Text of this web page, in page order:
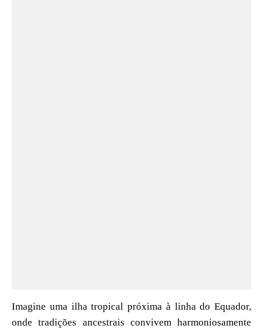
Imagine uma ilha tropical próxima à linha do Equador,
onde tradições ancestrais convivem harmoniosamente